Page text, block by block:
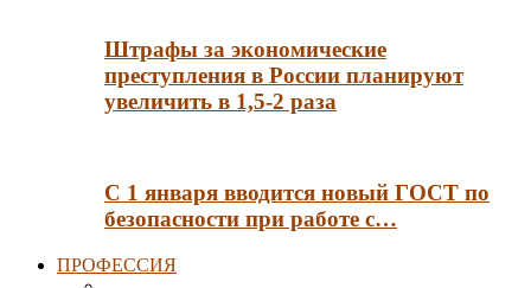
Штрафы за экономические
преступления в России планируют
увеличить в 1,5-2 раза
С 1 января вводится новый ГОСТ по
безопасности при работе с…
ПРОФЕССИЯ